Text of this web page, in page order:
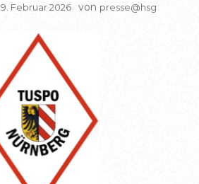
9. Februar 2026 von presse@hsg